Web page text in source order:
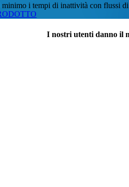
i tempi di inattività con flussi
I nostri utenti danno il